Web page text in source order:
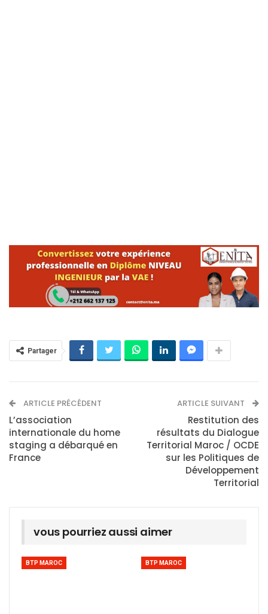
Partager
ARTICLE PRÉCÉDENT
L’association
internationale du home
staging a débarqué en
France
ARTICLE SUIVANT
Restitution des
résultats du Dialogue
Territorial Maroc / OCDE
sur les Politiques de
Développement
Territorial
vous pourriez aussi aimer
BTP MAROC BTP MAROC